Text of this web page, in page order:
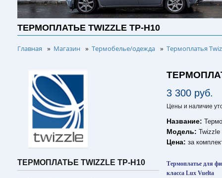
ТЕРМОПЛАТЬЕ TWIZZLE TP-H10
Главная » Магазин » Термобелье/одежда » Термоплатья
ТЕРМОПЛАТЬЕ TWIZZLE TP-H10
3 300 руб.
Цены и наличие
Название:
Модель:Twizzle
Цена:за
Термоплатье для
класса Lux Vuelta